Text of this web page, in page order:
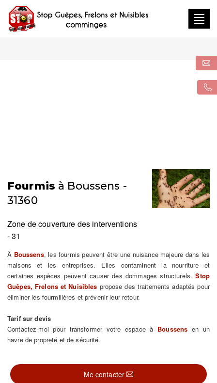
Fourmis à Boussens -
31360
Zone de couverture des interventions
- 31
À Boussens, les fourmis peuvent être une nuisance majeure dans les
maisons et les entreprises. Elles contaminent la nourriture et
certaines espèces peuvent causer des dommages structurels.Stop
Guêpes, Frelons et Nuisibles propose des traitements adaptés pour
éliminer les fourmilières et prévenir leur retour.
Tarif sur devis
Contactez-moi pour transformer votre espace à Boussens en un
havre de propreté et de sécurité.
Me contacter